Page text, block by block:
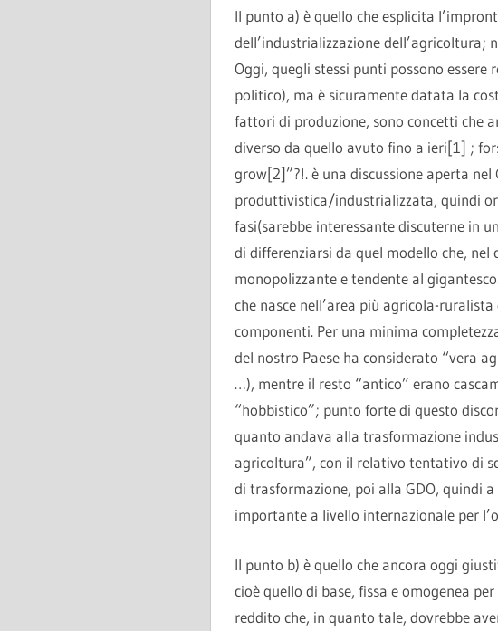
Il punto a) è quello che esplicita
dell’industrializzazione dell’agricoltura;
Oggi, quegli stessi punti possono
politico), ma è sicuramente datata la
fattori di produzione, sono concetti che
diverso da quello avuto fino a ieri[1] ;
grow[2]”?!. è una discussione aperta
produttivistica/industrializzata, quindi
fasi(sarebbe interessante discuterne in
di differenziarsi da quel modello che,
monopolizzante e tendente al
che nasce nell’area più agricola-
componenti. Per una minima
del nostro Paese ha considerato “vera
…), mentre il resto “antico” erano
“hobbistico”; punto forte di questo
quanto andava alla trasformazione
agricoltura”, con il relativo tentativo di
di trasformazione, poi alla GDO, quindi
importante a livello internazionale per
Il punto b) è quello che ancora oggi
cioè quello di base, fissa e omogenea
reddito che, in quanto tale, dovrebbe